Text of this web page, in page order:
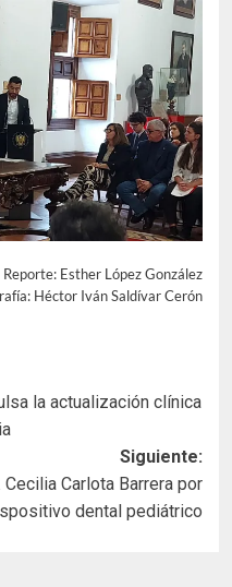
Reporte: Esther López González
Héctor Iván Saldívar Cerón
la actualización clínica
Siguiente:
Cecilia Carlota Barrera por
dental pediátrico